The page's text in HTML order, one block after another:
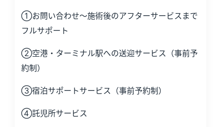
①お問い合わせ～施術後のアフターサービスまで
フルサポート
②空港・ターミナル駅への送迎サービス（事前予
約制）
③宿泊サポートサービス（事前予約制）
④託児所サービス